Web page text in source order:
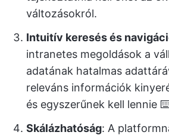
változásokról.
Intuitív keresés és
intranetes megoldások a
adatának hatalmas
releváns információk
és egyszerűnek kell lennie
Skálázhatóság: A